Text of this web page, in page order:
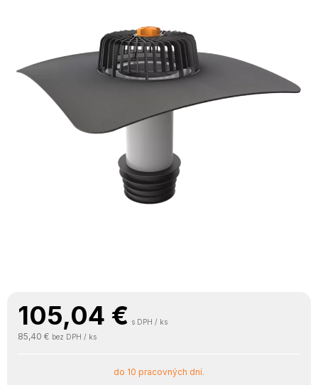
105,04 € s DPH / ks
85,40 € bez DPH / ks
do 10 pracovných dní.